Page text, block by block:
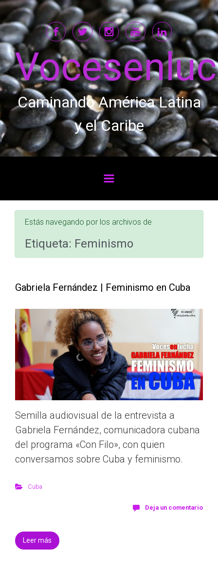
Saltar al contenido principal
Caminando América Latina
y el Caribe
Estás navegando por los archivos de
Etiqueta: Feminismo
Gabriela Fernández | Feminismo en Cuba
Semilla audiovisual de la entrevista a
Gabriela Fernández, comunicadora cubana
del programa «Con Filo», con quien
conversamos sobre Cuba y feminismo.
Cuba
Deja un comentario
Leer más